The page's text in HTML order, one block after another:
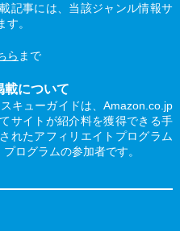
記事には、当該ジャンル情報サ
。
ら まで
について
キューガイドは、Amazon.co.jp
サイトが紹介料を獲得できる手
れたアフィリエイトプログラム
ログラムの参加者です。